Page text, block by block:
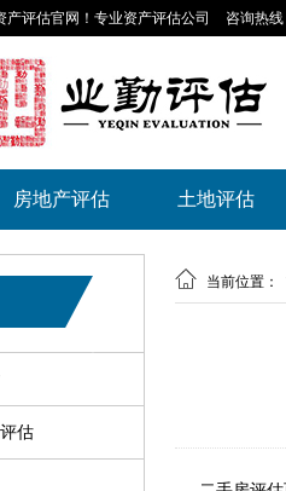
产评估官网！专业资产评估公司 咨询热
房地产评估 土地评估
估
 当前位置：